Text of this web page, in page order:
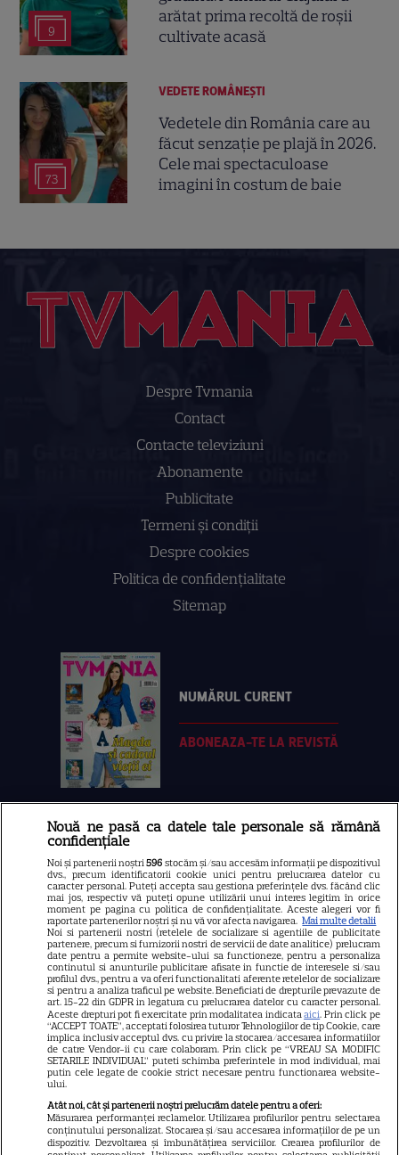
9
arătat prima recoltă de roșii
cultivate acasă
73
VEDETE ROMÂNEŞTI
Vedetele din România care au
făcut senzație pe plajă în 2026.
Cele mai spectaculoase
imagini în costum de baie
Despre Tvmania
Contact
Contacte televiziuni
Abonamente
Publicitate
Termeni și condiții
Despre cookies
Politica de confidenţialitate
Sitemap
NUMĂRUL CURENT
ABONEAZA-TE LA REVISTĂ
Libertatea
Libertatea pentru femei
GSP
Știri mondene
Avantaje
Elle
Unica
Retete practice
URMĂREȘTE-NE PE
Nouă ne pasă ca datele tale personale să rămână
confidențiale
Noi și partenerii noștri596 stocăm și/sau accesăm informații pe dispozitivul
dvs., precum identificatorii cookie unici pentru prelucrarea datelor cu
caracter personal. Puteți accepta sau gestiona preferințele dvs. făcând clic
mai jos, respectiv vă puteți opune utilizării unui interes legitim în orice
moment pe pagina cu politica de confidențialitate. Aceste alegeri vor fi
raportate partenerilor noștri și nu vă vor afecta navigarea. Mai multe detalii
Noi si partenerii nostri (retelele de socializare si agentiile de publicitate
partenere, precum si furnizorii nostri de servicii de date analitice) prelucram
date pentru a permite website-ului sa functioneze, pentru a personaliza
continutul si anunturile publicitare afisate in functie de interesele si/sau
profilul dvs., pentru a va oferi functionalitati aferente retelelor de socializare
si pentru a analiza traficul pe website. Beneficiati de drepturile prevazute de
art. 15-22 din GDPR in legatura cu prelucrarea datelor cu caracter personal.
Aceste drepturi pot fi exercitate prin modalitatea indicataaici. Prin click pe
“ACCEPT TOATE”, acceptati folosirea tuturor Tehnologiilor de tip Cookie, care
implica inclusiv acceptul dvs. cu privire la stocarea/accesarea informatiilor
de catre Vendor-ii cu care colaboram. Prin click pe “VREAU SA MODIFIC
SETARILE INDIVIDUAL” puteti schimba preferintele in mod individual, mai
putin cele legate de cookie strict necesare pentru functionarea website-
ului.
Atât noi, cât și partenerii noștri prelucrăm datele pentru a oferi:
Măsurarea performanței reclamelor. Utilizarea profilurilor pentru selectarea
conținutului personalizat. Stocarea și/sau accesarea informațiilor de pe un
dispozitiv. Dezvoltarea și îmbunătățirea serviciilor. Crearea profilurilor de